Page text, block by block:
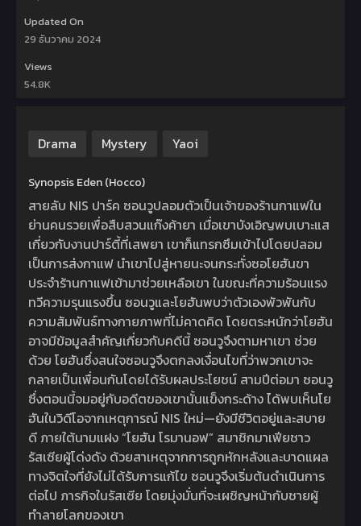
Updated On
29 ธันวาคม 2024
Views
54.8K
Drama Mystery Yaoi
Synopsis Eden (Hocco)
สายลับ NIS ปาร์ค ซอนวูปลอมตัวเป็นเจ้าของร้านกาแฟใน
ย่านคนรวยเพื่อสืบสวนแก๊งค้ายา เมื่อเขาบังเอิญพบเบาะแส
เกี่ยวกับงานปาร์ตี้ที่เสพยา เขาก็แทรกซึมเข้าไปโดยปลอม
เป็นการส่งกาแฟ นำเขาไปสู่หายนะจนกระทั่งซอโยฮันขา
ประจำร้านกาแฟเข้ามาช่วยเหลือเขา ในขณะที่ความร้อนแรง
ทวีความรุนแรงขึ้น ซอนวูและโยฮันพบว่าตัวเองพัวพันกับ
ความสัมพันธ์ทางกายภาพที่ไม่คาดคิด โดยตระหนักว่าโยฮัน
อาจมีข้อมูลสำคัญเกี่ยวกับคดีนี้ ซอนวูจึงตามหาเขา ช่วย
ด้วย โยฮันซึ่งสนใจซอนวูจึงตกลงเงื่อนไขที่ว่าพวกเขาจะ
กลายเป็นเพื่อนกันโดยได้รับผลประโยชน์ สามปีต่อมา ซอนวู
ซึ่งตอนนี้จมอยู่กับอดีตของเขานั้นแข็งกระด้าง ได้พบเห็นโย
ฮันในวิดีโอจากเหตุการณ์ NIS ใหม่—ยังมีชีวิตอยู่และสบาย
ดี ภายใต้นามแฝง “โยฮัน โรมานอฟ” สมาชิกมาเฟียชาว
รัสเซียผู้โด่งดัง ด้วยสาเหตุจากการถูกหักหลังและบาดแผล
ทางจิตใจที่ยังไม่ได้รับการแก้ไข ซอนวูจึงเริ่มต้นดำเนินการ
ต่อไป ภารกิจในรัสเซีย โดยมุ่งมั่นที่จะเผชิญหน้ากับชายผู้
ทำลายโลกของเขา